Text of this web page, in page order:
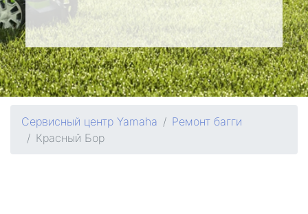
Сервисный центр Yamaha
Ремонт багги
Красный Бор